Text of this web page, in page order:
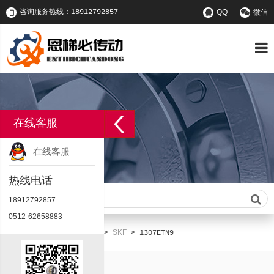
咨询服务热线：18912792857 QQ 微信
请输入查询关键字
> SKF > 1307ETN9
在线客服
在线客服
热线电话
18912792857
0512-62658883